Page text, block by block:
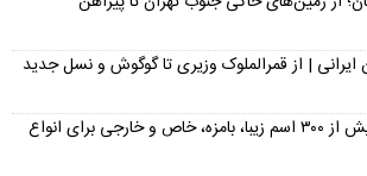
| از قمرالملوک وزیری تا گوگوش و نسل جدید
اسم برای طوطی | بیش از ۳۰۰ اسم زیبا، بامزه، خاص و خارجی برای انواع